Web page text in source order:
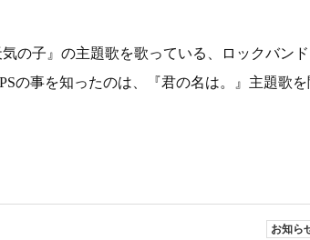
の子』の主題歌を歌っている、ロックバンド
の事を知ったのは、『君の名は。』主題歌を
お知ら